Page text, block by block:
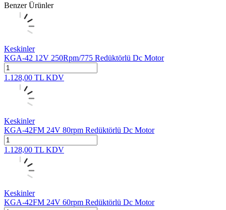
Benzer Ürünler
Keskinler
KGA-42 12V 250Rpm/775 Redüktörlü Dc Motor
1.128,00 TL KDV
Keskinler
KGA-42FM 24V 80rpm Redüktörlü Dc Motor
1.128,00 TL KDV
Keskinler
KGA-42FM 24V 60rpm Redüktörlü Dc Motor